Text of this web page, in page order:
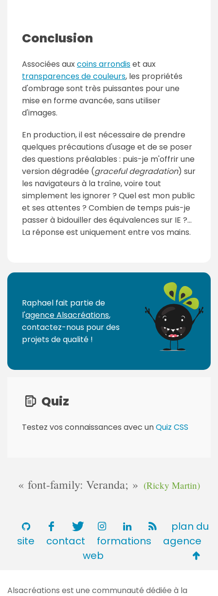
Conclusion
Associées auxcoins arrondiset aux
transparences de couleurs, les propriétés
d'ombrage sont très puissantes pour une
mise en forme avancée, sans utiliser
d'images.
En production, il est nécessaire de prendre
quelques précautions d'usage et de se poser
des questions préalables : puis-je m'offrir une
version dégradée (graceful degradation) sur
les navigateurs à la traîne, voire tout
simplement les ignorer ? Quel est mon public
et ses attentes ? Combien de temps puis-je
passer à bidouiller des équivalences sur IE ?...
La réponse est uniquement entre vos mains.
P
Raphael fait partie de
l'agence Alsacréations,
contactez-nous pour des
projets de qualité !
Quiz
Testez vos connaissances avec unQuiz CSS
font-family: Veranda; (Ricky Martin)
plan du
site
contact formations
agence
web
Alsacréations est une communauté dédiée à la